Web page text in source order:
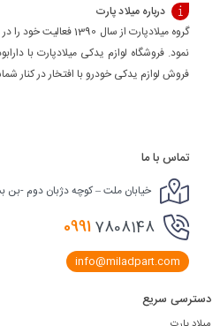
درباره میلاد پارت
گروه میلادپارت از سال
نمود. فروشگاه لوازم یدکی میلادپارت با
فروش لوازم یدکی خودرو با افتخار در کنار
تماس با ما
خیابان ملت – کوچه دژبان دوم -بن
09917808148
info@miladpart.com
دسترسی سریع